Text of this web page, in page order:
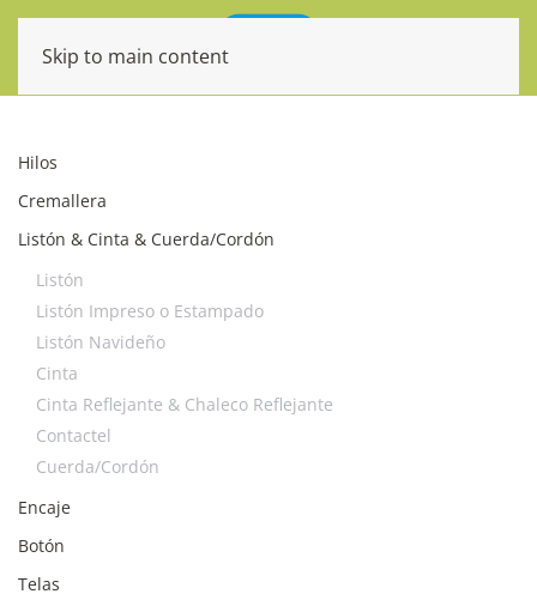
Skip to main content
Hilos
Cremallera
Listón & Cinta & Cuerda/Cordón
Listón
Listón Impreso o Estampado
Listón Navideño
Cinta
Cinta Reflejante & Chaleco Reflejante
Contactel
Cuerda/Cordón
Encaje
Botón
Telas